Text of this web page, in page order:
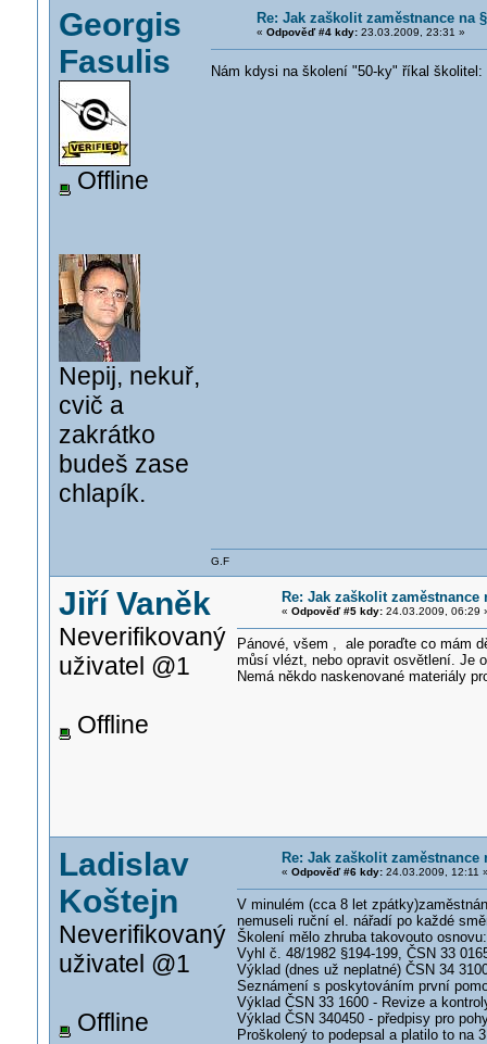
Georgis
Fasulis
Offline
Nepij, nekuř,
cvič a
zakrátko
budeš zase
chlapík.
Re: Jak zaškolit zaměstnance na
« Odpověď #4 kdy:23.03.2009, 23:31 »
Nám kdysi na školení "50-ky" říkal
G.F
Jiří Vaněk
Neverifikovaný
uživatel @1
Offline
Re: Jak zaškolit zaměstnance
« Odpověď #5 kdy:24.03.2009, 06:29
Pánové, všem , ale poraďte co mám
můsí vlézt, nebo opravit osvětlení. Je
Nemá někdo naskenované materiály
Ladislav
Koštejn
Neverifikovaný
uživatel @1
Offline
Re: Jak zaškolit zaměstnance
« Odpověď #6 kdy:24.03.2009, 12:11
V minulém (cca 8 let
nemuseli ruční el. nářadí po každé
Školení mělo zhruba takovouto osnovu:
Vyhl č. 48/1982 §194-199, ČSN 33
Výklad (dnes už neplatné) ČSN 34
Seznámení s poskytováním první
Výklad ČSN 33 1600 - Revize a
Výklad ČSN 340450 - předpisy pro
Proškolený to podepsal a platilo to na